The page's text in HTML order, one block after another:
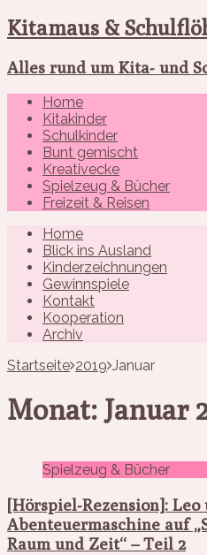
Kitamaus &
Alles rund um Kita- und
Home
Kitakinder
Schulkinder
Bunt gemischt
Kreativecke
Spielzeug & Bücher
Freizeit & Reisen
Home
Blick ins Ausland
Kinderzeichnungen
Gewinnspiele
Kontakt
Kooperation
Archiv
Startseite 2019 Januar
Monat: Januar
Spielzeug & Bücher
[Hörspiel-Rezension]: Leo
Abenteuermaschine auf
Raum und Zeit“ – Teil 2